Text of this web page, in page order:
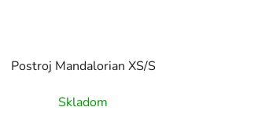
Postroj Mandalorian XS/S
Skladom